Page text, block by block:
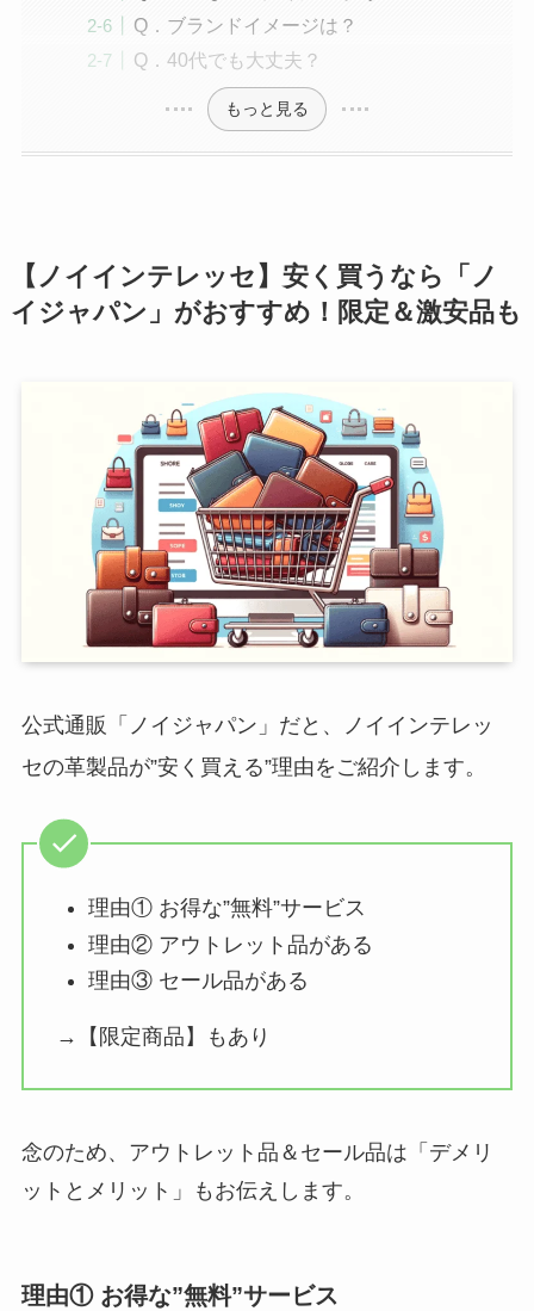
Q．ブランドイメージは？
Q．40代でも大丈夫？
もっと見る
【ノイインテレッセ】安く買うなら「ノ
イジャパン」がおすすめ！限定＆激安品も
公式通販「ノイジャパン」だと、ノイインテレッ
セの革製品が”安く買える”理由をご紹介します。
理由① お得な”無料”サービス
理由② アウトレット品がある
理由③ セール品がある
→【限定商品】もあり
念のため、アウトレット品＆セール品は「デメリ
ットとメリット」もお伝えします。
理由① お得な”無料”サービス